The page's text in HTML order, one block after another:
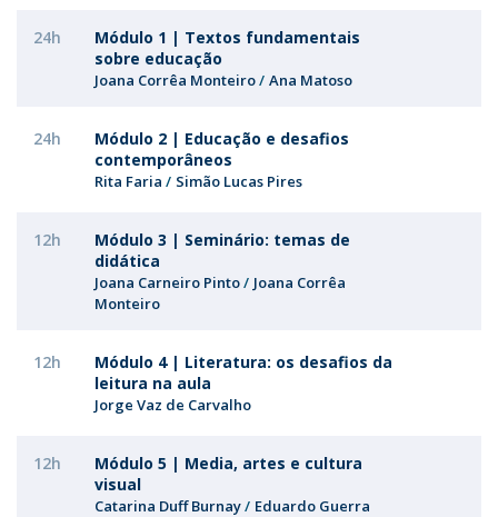
24h
Módulo 1 | Textos fundamentais
sobre educação
Joana Corrêa Monteiro Ana Matoso
24h
Módulo 2 | Educação e desafios
contemporâneos
Rita Faria Simão Lucas Pires
12h
Módulo 3 | Seminário: temas de
didática
Joana Carneiro Pinto
Joana Corrêa
Monteiro
12h
Módulo 4 | Literatura: os desafios da
leitura na aula
Jorge Vaz de Carvalho
12h
Módulo 5 | Media, artes e cultura
visual
Catarina Duff Burnay Eduardo Guerra